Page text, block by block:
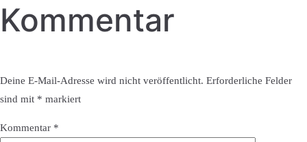
Kommentar
Deine E-Mail-Adresse wird nicht veröffentlicht. Erforderliche Felder
sind mit * markiert
Kommentar *